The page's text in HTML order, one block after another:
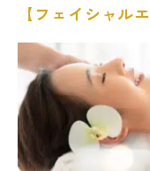
【フェイシャル